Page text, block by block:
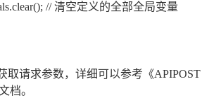
// 清空定义的全部全局变量
取请求参数，详细可以参考《APIPOST
档。